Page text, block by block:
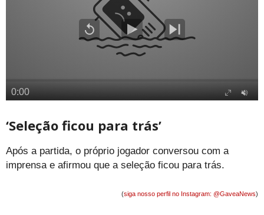
‘Seleção ficou para trás’
Após a partida, o próprio jogador conversou com a
imprensa e afirmou que a seleção ficou para trás.
(siga nosso perfil no Instagram: @GaveaNews)